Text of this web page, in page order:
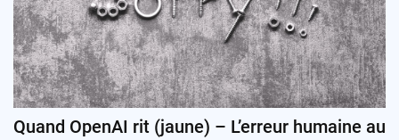
Quand OpenAI rit (jaune) – L’erreur humaine au